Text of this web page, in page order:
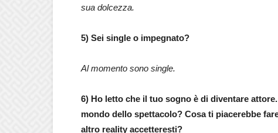
sua dolcezza.
5) Sei single o impegnato?
Al momento sono single.
6) Ho letto che il tuo sogno è di diventare
mondo dello spettacolo? Cosa ti piacerebbe
altro reality accetteresti?